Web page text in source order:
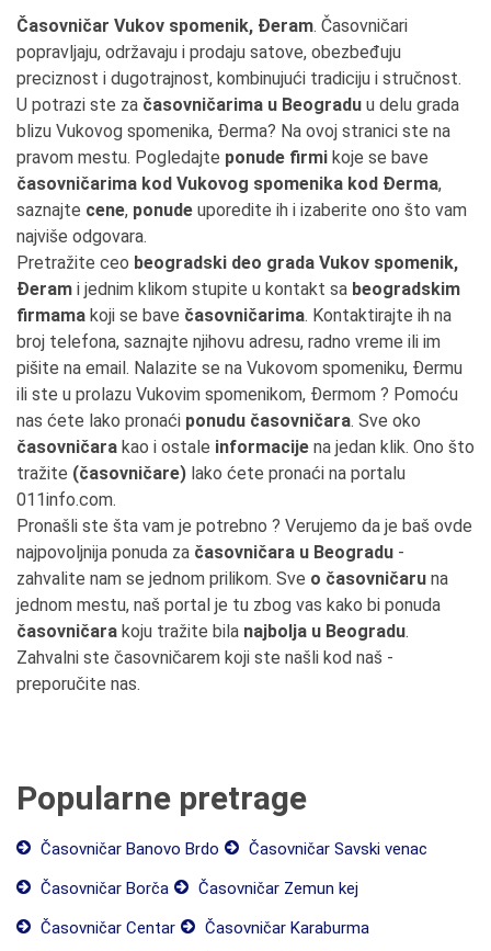
Časovničar Vukov spomenik, Đeram. Časovničari
popravljaju, održavaju i prodaju satove, obezbeđuju
preciznost i dugotrajnost, kombinujući tradiciju i stručnost.
U potrazi ste za časovničarima u Beogradu u delu grada
blizu Vukovog spomenika, Đerma? Na ovoj stranici ste na
pravom mestu. Pogledajte ponude firmi koje se bave
časovničarima kod Vukovog spomenika kod Đerma,
saznajte cene, ponude uporedite ih i izaberite ono što vam
najviše odgovara.
Pretražite ceo beogradski deo grada Vukov spomenik,
Đeram i jednim klikom stupite u kontakt sa beogradskim
firmama koji se bave časovničarima. Kontaktirajte ih na
broj telefona, saznajte njihovu adresu, radno vreme ili im
pišite na email. Nalazite se na Vukovom spomeniku, Đermu
ili ste u prolazu Vukovim spomenikom, Đermom ? Pomoću
nas ćete lako pronaći ponudu časovničara. Sve oko
časovničara kao i ostale informacije na jedan klik. Ono što
tražite (časovničare) lako ćete pronaći na portalu
011info.com.
Pronašli ste šta vam je potrebno ? Verujemo da je baš ovde
najpovoljnija ponuda za časovničara u Beogradu -
zahvalite nam se jednom prilikom. Sve o časovničaru na
jednom mestu, naš portal je tu zbog vas kako bi ponuda
časovničara koju tražite bila najbolja u Beogradu.
Zahvalni ste časovničarem koji ste našli kod naš -
preporučite nas.
Popularne pretrage
Časovničar Banovo Brdo
Časovničar Savski venac
Časovničar Borča
Časovničar Zemun kej
Časovničar Centar
Časovničar Karaburma